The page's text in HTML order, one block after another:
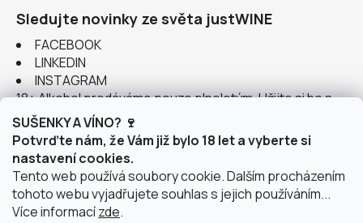
SUŠENKY A VÍNO? 🍷
Potvrďte nám, že Vám již bylo 18 let a vyberte si
nastavení cookies.
Tento web používá soubory cookie. Dalším procházením
tohoto webu vyjadřujete souhlas s jejich používáním...
Více informacízde.
Sledujte novinky ze světa justWINE
FACEBOOK
LINKEDIN
INSTAGRAM
18+ Alkohol prodáváme pouze plnoletým. Užijte si ho s
rozumem.
Instagram